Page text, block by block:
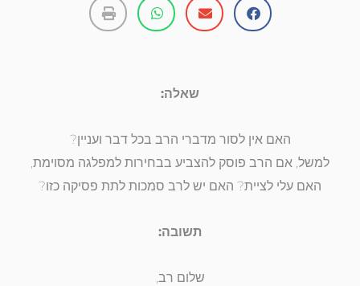
שאלה:
האם אין לסור מדברי הרב בכל דבר ועניין?
למשל, אם הרב פוסק להצביע בבחירות למפלגה מסוימת,
האם עלי לציית? האם יש לרב סמכות לתת פסיקה כזו?
תשובה:
שלום רב,